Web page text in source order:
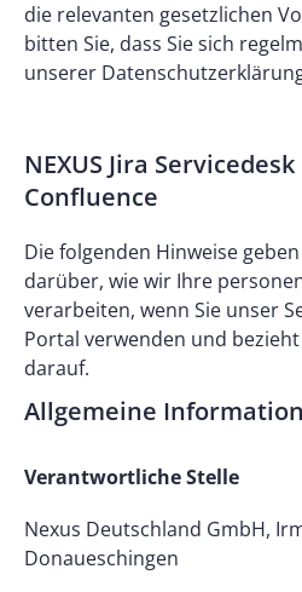
die relevanten gesetzlichen
bitten Sie, dass Sie sich
unserer
NEXUS Jira
Confluence
Die folgenden Hinweise
darüber, wie wir Ihre
verarbeiten, wenn Sie unser
Portal verwenden und
darauf.
Allgemeine Information
Verantwortliche Stelle
Nexus Deutschland GmbH,
Donaueschingen